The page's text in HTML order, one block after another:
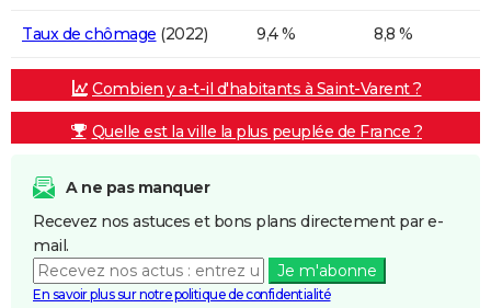
Taux de chômage (2022) 9,4 % 8,8 %
Combien y a-t-il d'habitants à Saint-Varent ?
Quelle est la ville la plus peuplée de France ?
A ne pas manquer
Recevez nos astuces et bons plans directement par e-
mail.
Je m'abonne
En savoir plus sur notre politique de confidentialité